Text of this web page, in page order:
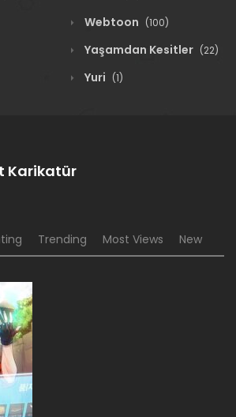
Webtoon (100)
Yaşamdan Kesitler (22)
Yuri (1)
Karikatür
Trending Most Views New